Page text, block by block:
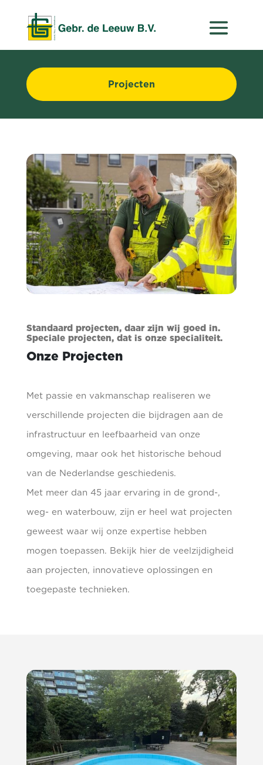
Projecten
Standaard projecten, daar zijn wij goed in.
Speciale projecten, dat is onze specialiteit.
Onze Projecten
Met passie en vakmanschap realiseren we
verschillende projecten die bijdragen aan de
infrastructuur en leefbaarheid van onze
omgeving, maar ook het historische behoud
van de Nederlandse geschiedenis.
Met meer dan 45 jaar ervaring in de grond-,
weg- en waterbouw, zijn er heel wat projecten
geweest waar wij onze expertise hebben
mogen toepassen. Bekijk hier de veelzijdigheid
aan projecten, innovatieve oplossingen en
toegepaste technieken.